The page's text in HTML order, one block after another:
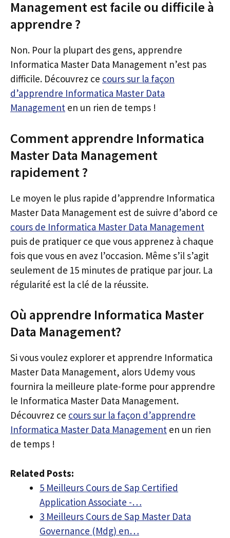
Management est facile ou difficile à
apprendre ?
Non. Pour la plupart des gens, apprendre
Informatica Master Data Management n’est pas
difficile. Découvrez ce cours sur la façon
d’apprendre Informatica Master Data
Management en un rien de temps !
Comment apprendre Informatica
Master Data Management
rapidement ?
Le moyen le plus rapide d’apprendre Informatica
Master Data Management est de suivre d’abord ce
cours de Informatica Master Data Management
puis de pratiquer ce que vous apprenez à chaque
fois que vous en avez l’occasion. Même s’il s’agit
seulement de 15 minutes de pratique par jour. La
régularité est la clé de la réussite.
Où apprendre Informatica Master
Data Management?
Si vous voulez explorer et apprendre Informatica
Master Data Management, alors Udemy vous
fournira la meilleure plate-forme pour apprendre
le Informatica Master Data Management.
Découvrez ce cours sur la façon d’apprendre
Informatica Master Data Management en un rien
de temps !
Related Posts:
5 Meilleurs Cours de Sap Certified
Application Associate -…
3 Meilleurs Cours de Sap Master Data
Governance (Mdg) en…